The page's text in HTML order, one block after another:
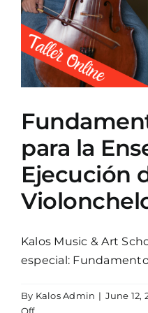
para la
Ejecución
Kalos Music & Art
especial:
By Kalos Admin | June 12,
on